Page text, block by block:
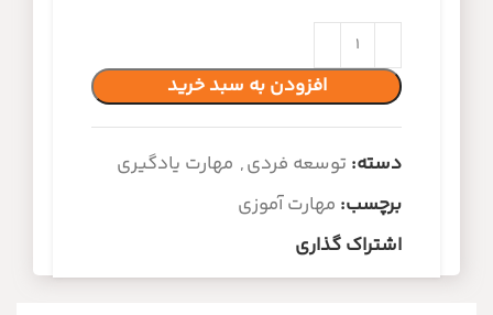
افزودن به سبد خرید
دسته: توسعه فردی, مهارت یادگیری
برچسب: مهارت آموزی
اشتراک گذاری